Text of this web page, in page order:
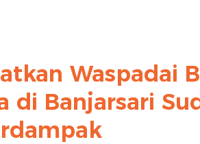
Waspadai
di Banjarsari